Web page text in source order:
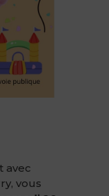
avec
vous